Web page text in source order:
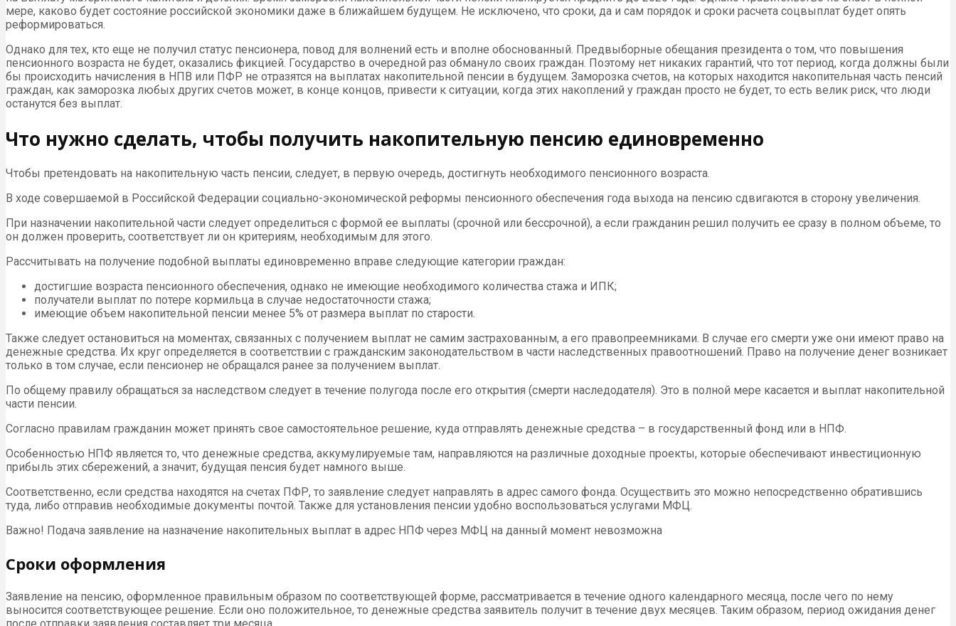
мере, каково будет состояние российской экономики даже в ближайшем будущем. Не исключено, что сроки, да и сам порядок и сроки расчета соцвыплат будет опять
реформироваться.
Однако для тех, кто еще не получил статус пенсионера, повод для волнений есть и вполне обоснованный. Предвыборные обещания президента о том, что повышения
пенсионного возраста не будет, оказались фикцией. Государство в очередной раз обмануло своих граждан. Поэтому нет никаких гарантий, что тот период, когда должны были
бы происходить начисления в НПВ или ПФР не отразятся на выплатах накопительной пенсии в будущем. Заморозка счетов, на которых находится накопительная часть пенсий
граждан, как заморозка любых других счетов может, в конце концов, привести к ситуации, когда этих накоплений у граждан просто не будет, то есть велик риск, что люди
останутся без выплат.
Что нужно сделать, чтобы получить накопительную пенсию единовременно
Чтобы претендовать на накопительную часть пенсии, следует, в первую очередь, достигнуть необходимого пенсионного возраста.
В ходе совершаемой в Российской Федерации социально-экономической реформы пенсионного обеспечения года выхода на пенсию сдвигаются в сторону увеличения.
При назначении накопительной части следует определиться с формой ее выплаты (срочной или бессрочной), а если гражданин решил получить ее сразу в полном объеме, то
он должен проверить, соответствует ли он критериям, необходимым для этого.
Рассчитывать на получение подобной выплаты единовременно вправе следующие категории граждан:
достигшие возраста пенсионного обеспечения, однако не имеющие необходимого количества стажа и ИПК;
получатели выплат по потере кормильца в случае недостаточности стажа;
имеющие объем накопительной пенсии менее 5% от размера выплат по старости.
Также следует остановиться на моментах, связанных с получением выплат не самим застрахованным, а его правопреемниками. В случае его смерти уже они имеют право на
денежные средства. Их круг определяется в соответствии с гражданским законодательством в части наследственных правоотношений. Право на получение денег возникает
только в том случае, если пенсионер не обращался ранее за получением выплат.
По общему правилу обращаться за наследством следует в течение полугода после его открытия (смерти наследодателя). Это в полной мере касается и выплат накопительной
части пенсии.
Согласно правилам гражданин может принять свое самостоятельное решение, куда отправлять денежные средства – в государственный фонд или в НПФ.
Особенностью НПФ является то, что денежные средства, аккумулируемые там, направляются на различные доходные проекты, которые обеспечивают инвестиционную
прибыль этих сбережений, а значит, будущая пенсия будет намного выше.
Соответственно, если средства находятся на счетах ПФР, то заявление следует направлять в адрес самого фонда. Осуществить это можно непосредственно обратившись
туда, либо отправив необходимые документы почтой. Также для установления пенсии удобно воспользоваться услугами МФЦ.
Важно! Подача заявление на назначение накопительных выплат в адрес НПФ через МФЦ на данный момент невозможна
Сроки оформления
Заявление на пенсию, оформленное правильным образом по соответствующей форме, рассматривается в течение одного календарного месяца, после чего по нему
выносится соответствующее решение. Если оно положительное, то денежные средства заявитель получит в течение двух месяцев. Таким образом, период ожидания денег